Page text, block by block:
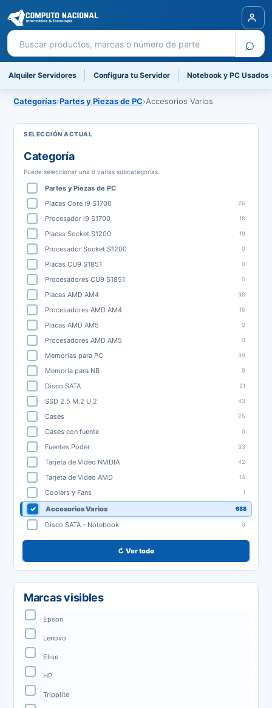
Buscar productos ⌕
Alquiler Servidores Configura tu Servidor Notebook y PC Usados
Categorías›Partes y Piezas de PC›Accesorios Varios
Categoría
Puede seleccionar una o varias subcategorías.
Partes y Piezas de PC
Placas Core i9 S1700
26
Procesador i9 S1700 18
Placas Socket S1200 19
Procesador Socket S1200 0
Placas CU9 S1851 0
Procesadores CU9 S1851 0
Placas AMD AM4 38
Procesadores AMD AM4 15
Placas AMD AM5 0
Procesadores AMD AM5 0
Memorias para PC 39
Memoria para NB 5
Disco SATA 31
SSD 2.5 M.2 U.2 43
Cases 25
Cases con fuente 0
Fuentes Poder 33
Tarjeta de Video NVIDIA 42
Tarjeta de Video AMD 14
Coolers y Fans 1
Accesorios Varios 688
Disco SATA - Notebook 0
↻ Ver todo
Marcas visibles
Epson
Lenovo
Elise
HP
Tripplite